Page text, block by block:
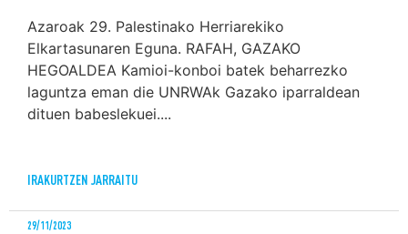
Azaroak 29. Palestinako Herriarekiko
Elkartasunaren Eguna. RAFAH, GAZAKO
HEGOALDEA Kamioi-konboi batek beharrezko
laguntza eman die UNRWAk Gazako iparraldean
dituen babeslekuei....
IRAKURTZEN JARRAITU
29/11/2023